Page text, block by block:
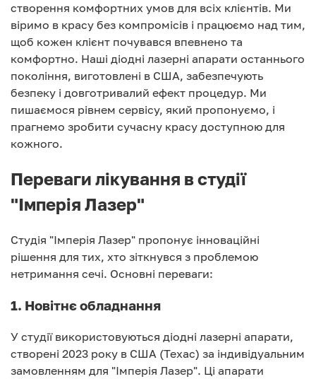
створення комфортних умов для всіх клієнтів. Ми
віримо в красу без компромісів і працюємо над тим,
щоб кожен клієнт почувався впевнено та
комфортно. Наші діодні лазерні апарати останнього
покоління, виготовлені в США, забезпечують
безпеку і довготривалий ефект процедур. Ми
пишаємося рівнем сервісу, який пропонуємо, і
прагнемо зробити сучасну красу доступною для
кожного.
Переваги лікування в студії
"Імперія Лазер"
Студія "Імперія Лазер" пропонує інноваційні
рішення для тих, хто зіткнувся з проблемою
нетримання сечі. Основні переваги:
1. Новітнє обладнання
У студії використовуються діодні лазерні апарати,
створені 2023 року в США (Техас) за індивідуальним
замовленням для "Імперія Лазер". Ці апарати